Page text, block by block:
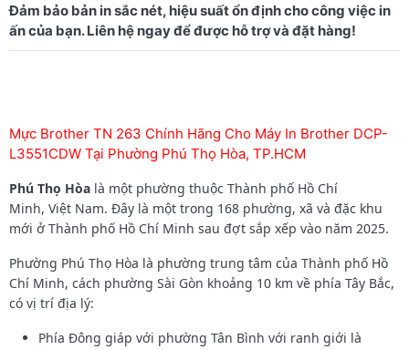
Đảm bảo bản in sắc nét, hiệu suất ổn định cho công việc in
Mực Brother TN 263 Chính Hãng Cho Máy In Brother DCP-
L3551CDW Tại Phường Phú Thọ Hòa, TP.HCM
Phú Thọ Hòa là một phường thuộc Thành phố Hồ Chí
Minh, Việt Nam. Đây là một trong 168 phường, xã và đặc khu
mới ở Thành phố Hồ Chí Minh sau đợt sắp xếp vào năm 2025.
Phường Phú Thọ Hòa là phường trung tâm của Thành phố Hồ
Chí Minh, cách phường Sài Gòn khoảng 10 km về phía Tây Bắc,
có vị trí địa lý:
Phía Đông giáp với phường Tân Bình với ranh giới là